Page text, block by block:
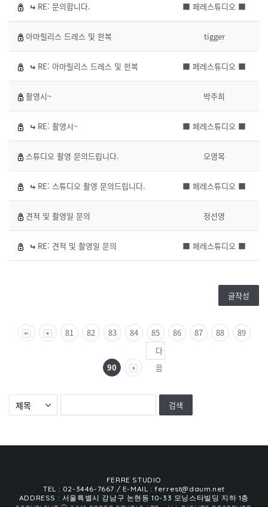
RE: 문의합니다. ■ 페레스튜디오 ■
아마릴리스 드레스 및 한복 tigger
RE: 아마릴리스 드레스 및 한복 ■ 페레스튜디오 ■
촬영시~ 박주희
RE: 촬영시~ ■ 페레스튜디오 ■
스튜디오 촬영 문의드립니다. 오영목
RE: 스튜디오 촬영 문의드립니다. ■ 페레스튜디오 ■
견적 및 촬영일 문의 정선영
RE: 견적 및 촬영일 문의 ■ 페레스튜디오 ■
글작성
81 82 83 84 85 86 87 88 89
90
다
음
FERRE STUDIO
TEL : 02-3446-7667 / E-MAIL : ferrest@daum.net
ADDRESS : 서울특별시 강남구 논현동 10-33 모닝스타빌딩 지하 1층